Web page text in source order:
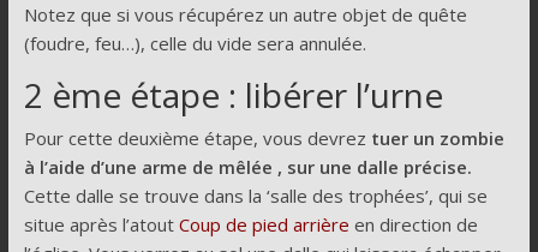
Notez que si vous récupérez un autre objet de quête
(foudre, feu…), celle du vide sera annulée.
2 ème étape : libérer l’urne
Pour cette deuxième étape, vous devrez tuer un zombie
à l’aide d’une arme de mêlée , sur une dalle précise.
Cette dalle se trouve dans la ‘salle des trophées’, qui se
situe après l’atout Coup de pied arrière en direction de